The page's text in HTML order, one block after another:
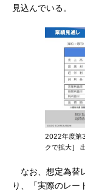
見込んでいる。
2022年度第
クで拡大］
なお、想定為替
り、「実際のレー